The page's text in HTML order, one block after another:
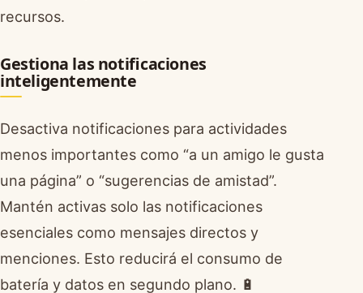
recursos.
Gestiona las notificaciones
inteligentemente
Desactiva notificaciones para actividades
menos importantes como “a un amigo le gusta
una página” o “sugerencias de amistad”.
Mantén activas solo las notificaciones
esenciales como mensajes directos y
menciones. Esto reducirá el consumo de
batería y datos en segundo plano. 🔋